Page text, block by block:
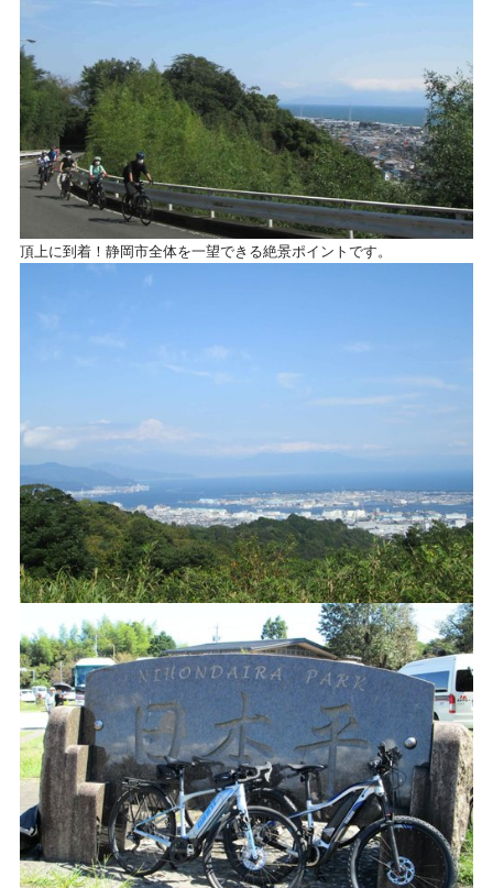
頂上に到着！静岡市全体を一望できる絶景ポイントです。